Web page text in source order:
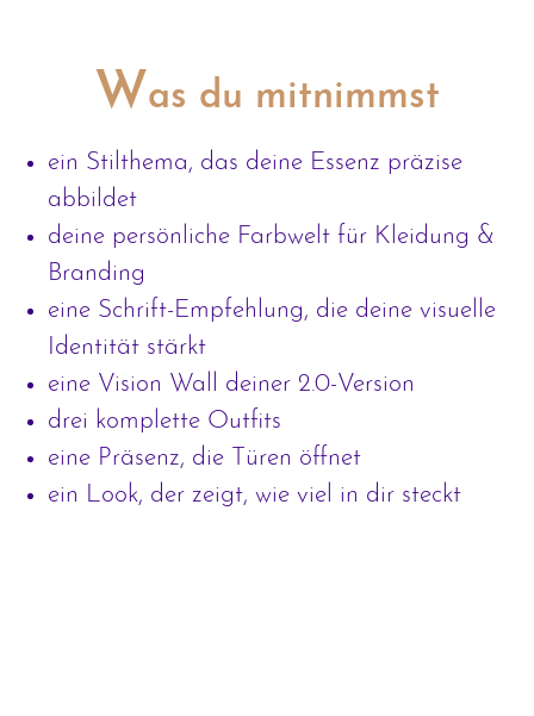
Was du mitnimmst
ein Stilthema, das deine Essenz präzise
abbildet
deine persönliche Farbwelt für Kleidung &
Branding
eine Schrift-Empfehlung, die deine visuelle
Identität stärkt
eine Vision Wall deiner 2.0-Version
drei komplette Outfits
eine Präsenz, die Türen öffnet
ein Look, der zeigt, wie viel in dir steckt